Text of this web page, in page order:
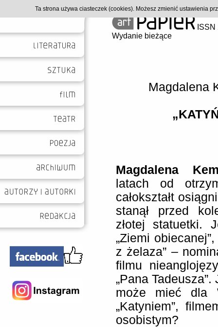
Wydanie bieżące
Magdalena
Magdalena
latach od
całokształt
stanął przed
złotej statuetki.
„Ziemi
z żelaza” –
filmu
„Pana
może mieć dla
„Katyniem”,
osobistym?
Ta strona używa ciasteczek (cookies). Możesz zmienić ustawienia